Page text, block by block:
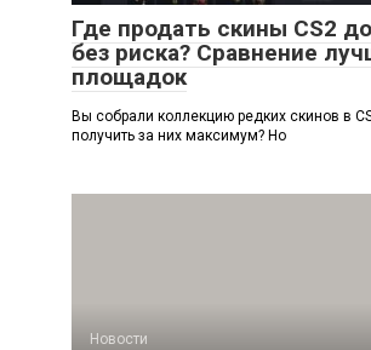
Где продать скины CS2
без риска? Сравнение
площадок
Вы собрали коллекцию редких скинов в
получить за них максимум? Но
Новости